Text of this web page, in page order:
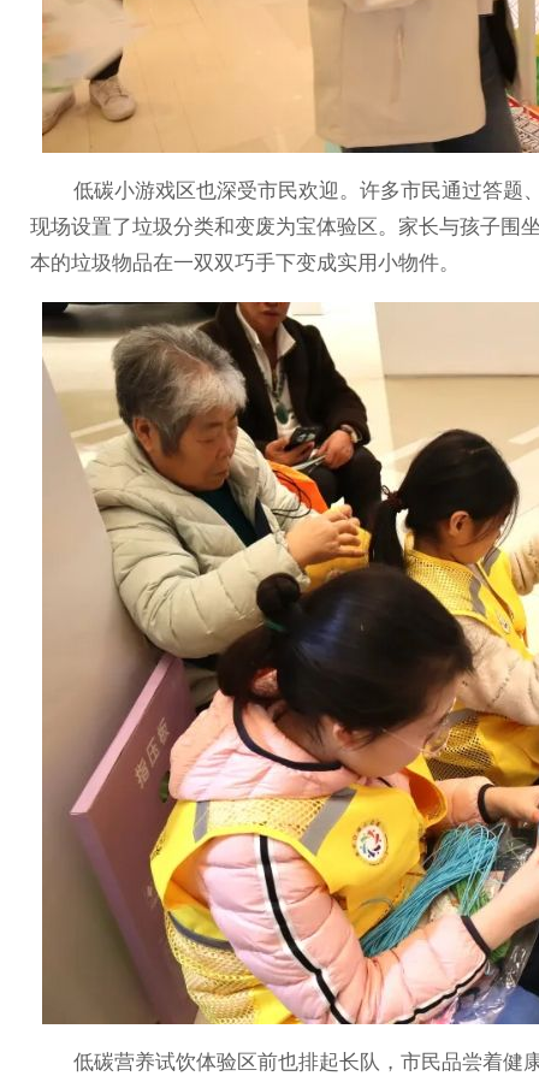
低碳小游戏区也深受市民欢迎。许多市民通过答题
现场设置了垃圾分类和变废为宝体验区。家长与孩子围
本的垃圾物品在一双双巧手下变成实用小物件。
低碳营养试饮体验区前也排起长队，市民品尝着健康